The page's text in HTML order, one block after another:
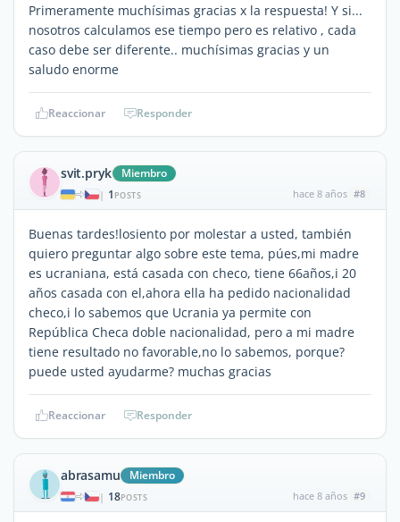
Primeramente muchísimas gracias x la respuesta! Y si...
nosotros calculamos ese tiempo pero es relativo , cada
caso debe ser diferente.. muchísimas gracias y un
saludo enorme
Reaccionar Responder
svit.pryk Miembro
| 1 POSTS hace 8 años #8
Buenas tardes!losiento por molestar a usted, también
quiero preguntar algo sobre este tema, púes,mi madre
es ucraniana, está casada con checo, tiene 66años,i 20
años casada con el,ahora ella ha pedido nacionalidad
checo,i lo sabemos que Ucrania ya permite con
República Checa doble nacionalidad, pero a mi madre
tiene resultado no favorable,no lo sabemos, porque?
puede usted ayudarme? muchas gracias
Reaccionar Responder
abrasamu Miembro
| 18POSTS hace 8 años #9